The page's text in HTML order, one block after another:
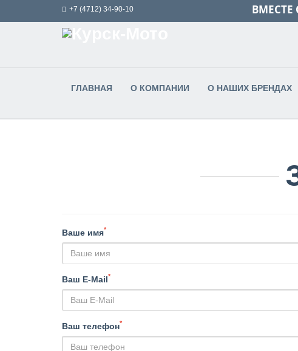
+7 (4712) 34-90-10 ВМЕСТЕ
ГЛАВНАЯ О КОМПАНИИ О НАШИХ БРЕНДАХ
Ваше имя*
Ваш E-Mail*
Ваш телефон*